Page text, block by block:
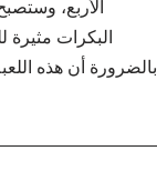
البكرات مثيرة
بالضرورة أن هذه